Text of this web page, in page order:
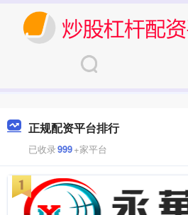
正规配资平台排行
已收录999+家平台